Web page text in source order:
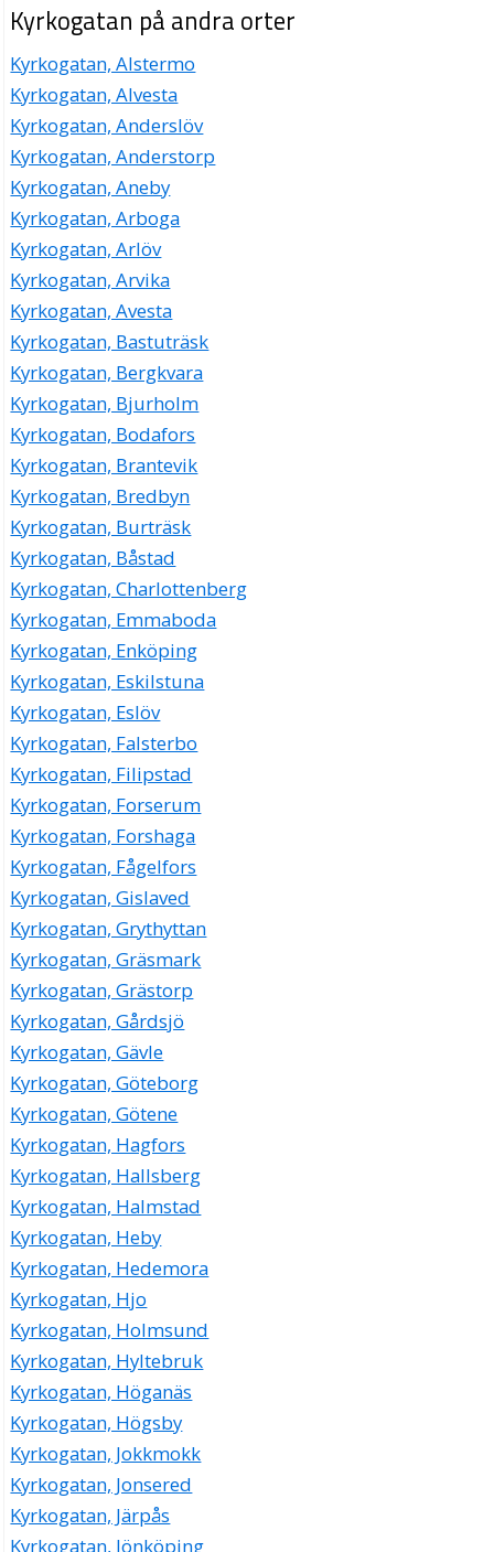
Kyrkogatan på andra orter
Kyrkogatan, Alstermo
Kyrkogatan, Alvesta
Kyrkogatan, Anderslöv
Kyrkogatan, Anderstorp
Kyrkogatan, Aneby
Kyrkogatan, Arboga
Kyrkogatan, Arlöv
Kyrkogatan, Arvika
Kyrkogatan, Avesta
Kyrkogatan, Bastuträsk
Kyrkogatan, Bergkvara
Kyrkogatan, Bjurholm
Kyrkogatan, Bodafors
Kyrkogatan, Brantevik
Kyrkogatan, Bredbyn
Kyrkogatan, Burträsk
Kyrkogatan, Båstad
Kyrkogatan, Charlottenberg
Kyrkogatan, Emmaboda
Kyrkogatan, Enköping
Kyrkogatan, Eskilstuna
Kyrkogatan, Eslöv
Kyrkogatan, Falsterbo
Kyrkogatan, Filipstad
Kyrkogatan, Forserum
Kyrkogatan, Forshaga
Kyrkogatan, Fågelfors
Kyrkogatan, Gislaved
Kyrkogatan, Grythyttan
Kyrkogatan, Gräsmark
Kyrkogatan, Grästorp
Kyrkogatan, Gårdsjö
Kyrkogatan, Gävle
Kyrkogatan, Göteborg
Kyrkogatan, Götene
Kyrkogatan, Hagfors
Kyrkogatan, Hallsberg
Kyrkogatan, Halmstad
Kyrkogatan, Heby
Kyrkogatan, Hedemora
Kyrkogatan, Hjo
Kyrkogatan, Holmsund
Kyrkogatan, Hyltebruk
Kyrkogatan, Höganäs
Kyrkogatan, Högsby
Kyrkogatan, Jokkmokk
Kyrkogatan, Jonsered
Kyrkogatan, Järpås
Kyrkogatan, Jönköping